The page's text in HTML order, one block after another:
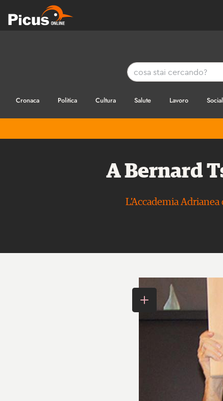
Cronaca Politica Cultura Salute Lavoro
A Bernard
L’Accademia